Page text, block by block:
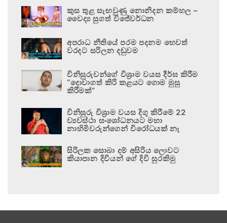
කුස තුළ සැඟවුණු නොනිදන කම්හල –
වෛද්‍ය සුගත් විජේවර්ධන
අපරාධ නීතියේ පරම පදනම හෙවත්
වරදට සරිලන දඬුවම
විනිසුරුවන්ගේ විශ්‍රාම වයස දීර්ඝ කිරීම
“දොවාගත් කිරි කළයට ගොම මුසු
කිරීමක්”
විනිසුරු විශ්‍රාම වයස දිගු කිරීමේ 22
ව්‍යවස්ථා සංශෝධනයට මහා
නාහිමිවරුන්ගෙන් විරෝධයක් නෑ
සිරිලක සොබා දම් අසිරිය ලොවට
කියාපාන දිවියන් ගේ දිවි සුරකිමු